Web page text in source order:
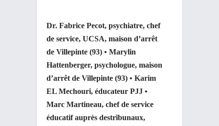
Dr. Fabrice Pecot, psychiatre, chef
de service, UCSA, maison d’arrêt
de Villepinte (93) • Marylin
Hattenberger, psychologue, maison
d’arrêt de Villepinte (93) • Karim
EL Mechouri, éducateur PJJ •
Marc Martineau, chef de service
éducatif auprès destribunaux,